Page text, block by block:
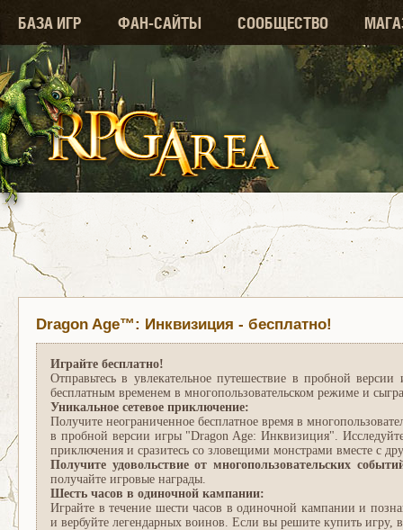
БАЗА ИГР ФАН-САЙТЫ СООБЩЕСТВО
Dragon Age™: Инквизиция - бесплатно!
Играйте бесплатно!
Отправьтесь в увлекательное путешествие в пробной
бесплатным временем в многопользовательском режиме и
Уникальное сетевое приключение:
Получите неограниченное бесплатное время в
в пробной версии игры "Dragon Age: Инквизиция".
приключения и сразитесь со зловещими монстрами вместе с
Получите удовольствие от многопользовательских
получайте игровые награды.
Шесть часов в одиночной кампании:
Играйте в течение шести часов в одиночной кампании и
и вербуйте легендарных воинов. Если вы решите купить игру,